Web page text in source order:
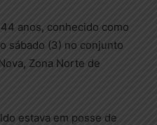
anos, conhecido como
sábado (3) no conjunto
Zona Norte de
estava em posse de